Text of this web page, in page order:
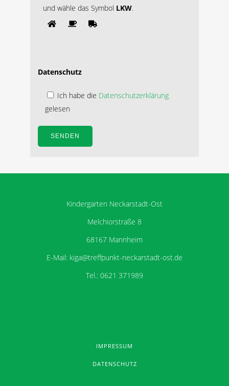
und wähle das Symbol LKW.
Datenschutz
Ich habe die Datenschutzerklärung
gelesen
Kindergarten Neckarstadt-Ost
Melchiorstraße 8
68167 Mannheim
E-Mail: kiga@treffpunkt-neckarstadt-ost.de
Tel.: 0621 371989
IMPRESSUM
DATENSCHUTZ